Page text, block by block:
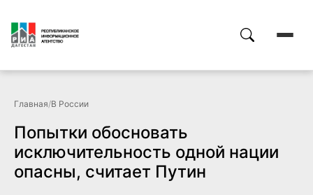
Главная/В России
Попытки обосновать
исключительность одной нации
опасны, считает Путин